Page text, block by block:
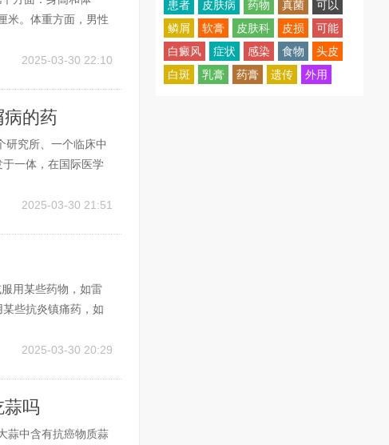
米。体重方面，男性
：单侧裸眼视力低于
2025-03-30 22:10
的药
研究所、一个临床中
一体，在国际医学
中医，普惠大众的
2025-03-30 21:51
用某些药物，如雷
些抗炎镇痛药，如
惯，按时服药。脚
2025-03-30 20:29
蒜吗
蒜中含有抗癌物质蒜
患者
皮肤病 药物 真菌
可以
鳞屑
软膏 皮肤科 皮损
可能
白癜风
症状 感染 食物
头皮
白斑
乳膏 药膏 遗传 外用